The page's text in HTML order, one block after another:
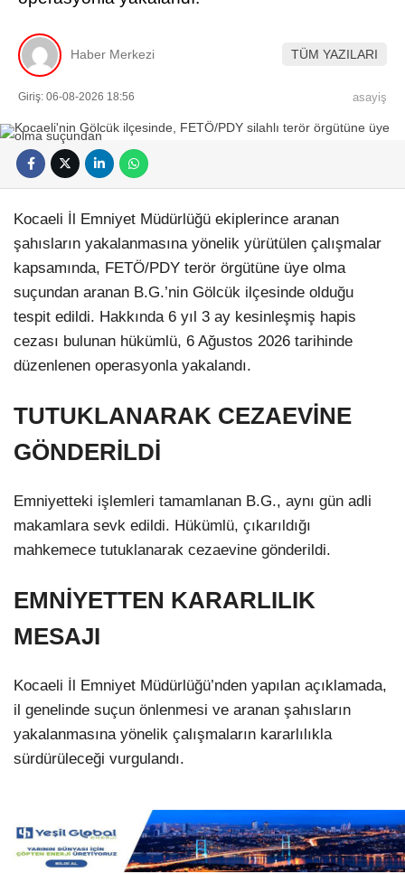
Haber Merkezi TÜM YAZILARI
Giriş: 06-08-2026 18:56 asayiş
Kocaeli İl Emniyet Müdürlüğü ekiplerince aranan
şahısların yakalanmasına yönelik yürütülen çalışmalar
kapsamında, FETÖ/PDY terör örgütüne üye olma
suçundan aranan B.G.’nin Gölcük ilçesinde olduğu
tespit edildi. Hakkında 6 yıl 3 ay kesinleşmiş hapis
cezası bulunan hükümlü, 6 Ağustos 2026 tarihinde
düzenlenen operasyonla yakalandı.
TUTUKLANARAK CEZAEVİNE
GÖNDERİLDİ
Emniyetteki işlemleri tamamlanan B.G., aynı gün adli
makamlara sevk edildi. Hükümlü, çıkarıldığı
mahkemece tutuklanarak cezaevine gönderildi.
EMNİYETTEN KARARLILIK
MESAJI
Kocaeli İl Emniyet Müdürlüğü’nden yapılan açıklamada,
il genelinde suçun önlenmesi ve aranan şahısların
yakalanmasına yönelik çalışmaların kararlılıkla
sürdürüleceği vurgulandı.